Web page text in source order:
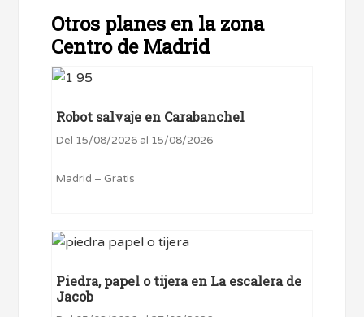
Otros planes en la zona
Centro de Madrid
Robot salvaje en Carabanchel
Del 15/08/2026 al 15/08/2026
Madrid – Gratis
Piedra, papel o tijera en La escalera de
Jacob